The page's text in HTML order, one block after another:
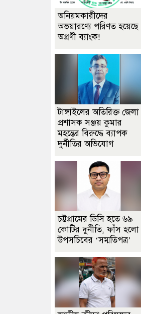
অনিয়মকারীদের
অভয়ারণ্যে পরিণত হয়েছে
অগ্রণী ব্যাংক!
টাঙ্গাইলের অতিরিক্ত জেলা
প্রশাসক সঞ্জয় কুমার
মহন্তের বিরুদ্ধে ব্যাপক
দুর্নীতির অভিযোগ
চট্টগ্রামের ডিসি হতে ৬৯
কোটির দুর্নীতি, ফাঁস হলো
উপসচিবের ‘সম্মতিপত্র’